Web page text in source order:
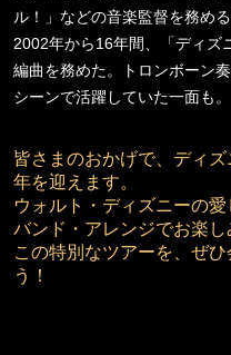
ル！」などの音楽監督を務める
2002年から16年間、「ディズ
編曲を務めた。トロンボーン
シーンで活躍していた一面も。
皆さまのおかげで、ディ
年を迎えます。
ウォルト・ディズニーの
バンド・アレンジでお楽し
この特別なツアーを、ぜ
う！